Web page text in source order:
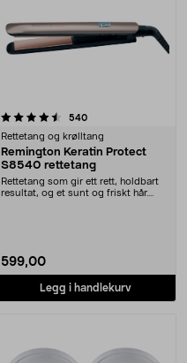
540anmeldelser
Rettetang og krølltang
Remington Keratin Protect
S8540 rettetang
Rettetang som gir ett rett, holdbart
resultat, og et sunt og friskt hår.
599,00
Legg i handlekurv